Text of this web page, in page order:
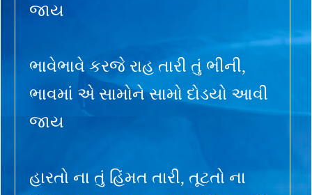
જાય
ભાવેભાવે કરજે રાહ તારી તું ભીની,
ભાવમાં એ સામોને સામો દોડયો આવી
જાય
હારતો ના તું હિંમત તારી, તૂટતો ના